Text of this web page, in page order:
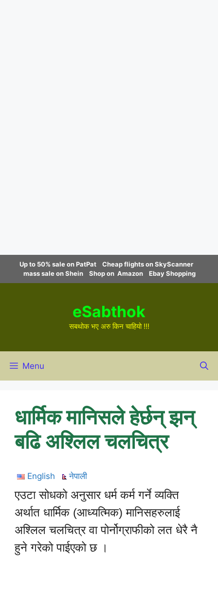
content
Up to 50% sale on PatPat
Cheap flights on SkyScanner
mass sale on Shein
Shop on Amazon Ebay Shopping
eSabthok
सबथोक भए अरु किन चाहियो !!!
Menu
धार्मिक मानिसले हेर्छन् झन्
बढि अश्लिल चलचित्र
English नेपाली
एउटा सोधको अनुसार धर्म कर्म गर्ने व्यक्ति
अर्थात धार्मिक (आध्यत्मिक) मानिसहरुलाई
अश्लिल चलचित्र वा पोर्नोग्राफीको लत धेरै नै
हुने गरेको पाईएको छ ।